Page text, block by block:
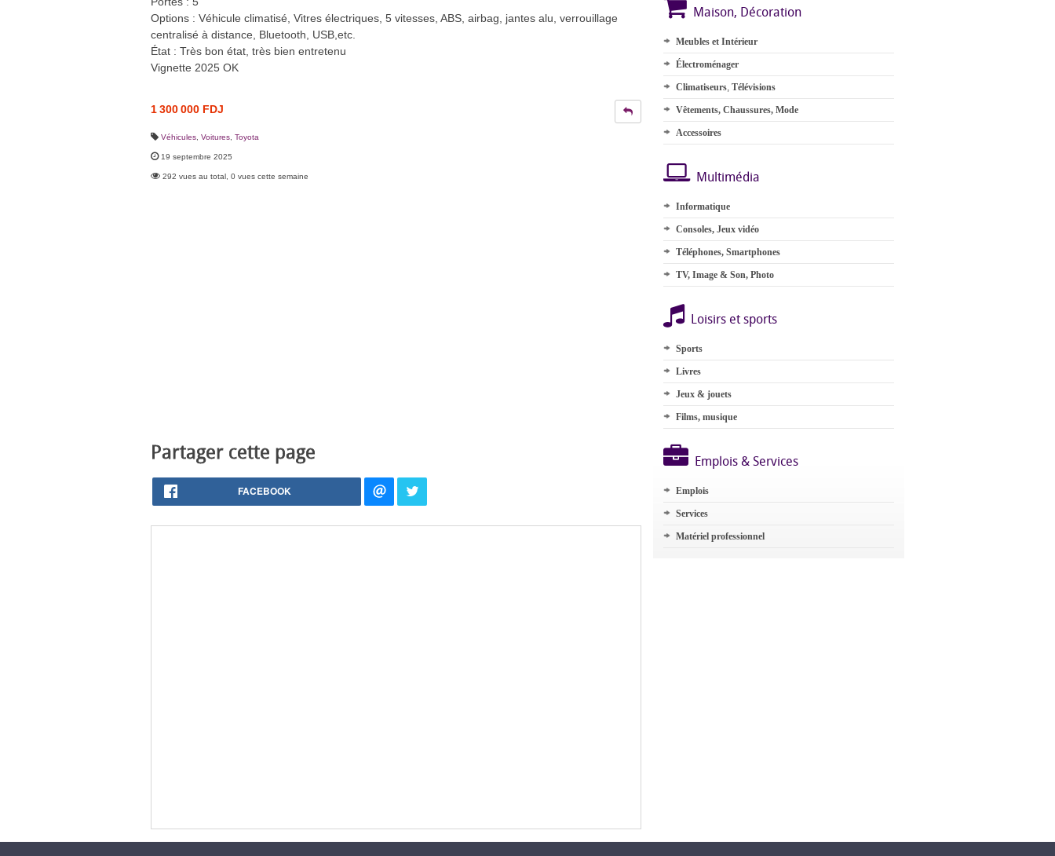
Options : Véhicule climatisé, Vitres électriques, 5 vitesses, ABS, airbag, jantes alu, verrouillage
centralisé à distance, Bluetooth, USB,etc.
État : Très bon état, très bien entretenu
Vignette 2025 OK
1 300 000 FDJ
Véhicules Voitures Toyota
19 septembre 2025
292 vues au total, 0 vues cette semaine
Partager cette page
FACEBOOK
Maison, Décoration
Meubles et Intérieur
Électroménager
Climatiseurs, Télévisions
Vêtements, Chaussures, Mode
Accessoires
Multimédia
Informatique
Consoles, Jeux vidéo
Téléphones, Smartphones
TV, Image & Son, Photo
Loisirs et sports
Sports
Livres
Jeux & jouets
Films, musique
Emplois & Services
Emplois
Services
Matériel professionnel